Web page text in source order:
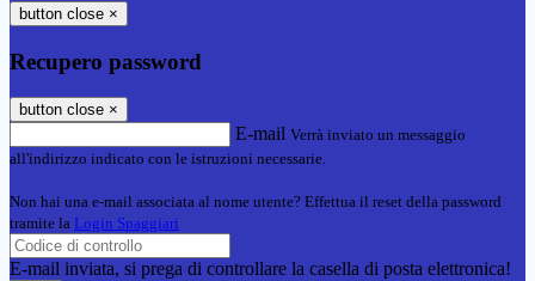
button close ×
Recupero password
button close ×
E-mail Verrà inviato un messaggio
all'indirizzo indicato con le istruzioni necessarie.
Non hai una e-mail associata al nome utente? Effettua il reset della password
tramite la Login Spaggiari
E-mail inviata, si prega di controllare la casella di posta elettronica!